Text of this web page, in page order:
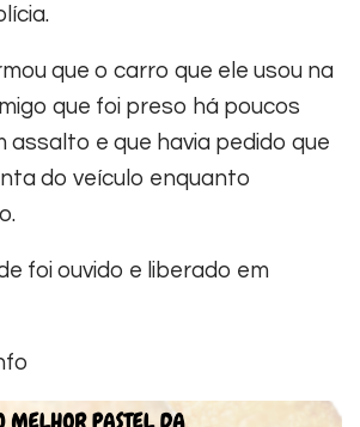
que o carro que ele usou na
que foi preso há poucos
assalto e que havia pedido que
do veículo enquanto
foi ouvido e liberado em